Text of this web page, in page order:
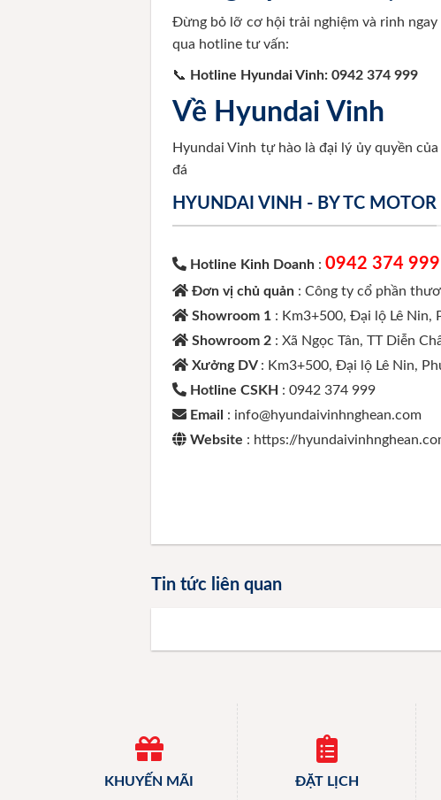
Đừng bỏ lỡ cơ hội trải nghiệm và rinh
qua hotline tư vấn:
📞 Hotline Hyundai Vinh: 0942 374 999
Về Hyundai Vinh
Hyundai Vinh tự hào là đại lý ủy quyền
đá
HYUNDAI VINH - BY TC MOTOR
Hotline Kinh Doanh :0942 374 999
Đơn vị chủ quản : Công ty cổ phần
Showroom 1 : Km3+500, Đại lộ Lê Nin,
Showroom 2 : Xã Ngọc Tân, TT Diễn
Xưởng DV : Km3+500, Đại lộ Lê Nin,
Hotline CSKH : 0942 374 999
Email : info@hyundaivinhnghean.com
Website : https://
Tin tức liên quan
KHUYẾN MÃI ĐẶT LỊCH